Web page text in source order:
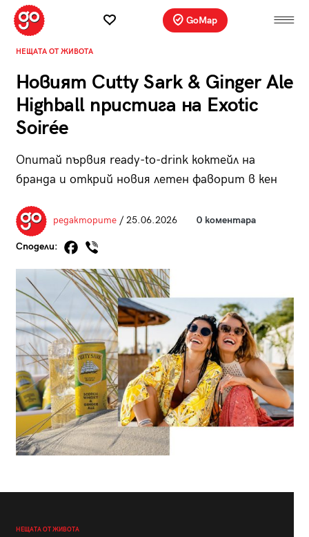
GoMap
НЕЩАТА ОТ ЖИВОТА
Новият Cutty Sark & Ginger Ale
Highball пристига на Exotic
Soirée
Опитай първия ready-to-drink коктейл на
бранда и открий новия летен фаворит в кен
редакторите/ 25.06.2026 0 коментара
Сподели:
НЕЩАТА ОТ ЖИВОТА